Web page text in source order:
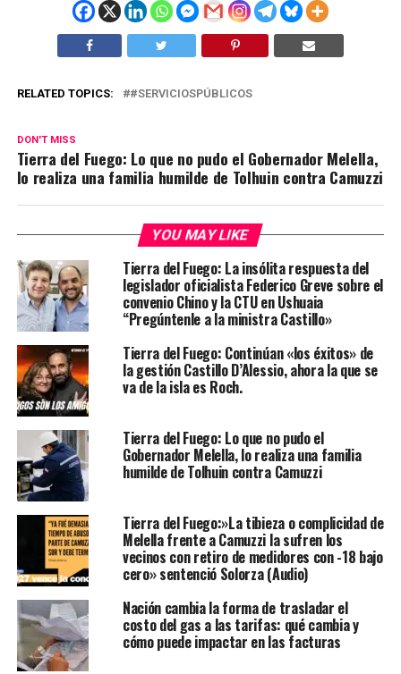
RELATED TOPICS: #SERVICIOSPÚBLICOS
DON'T MISS
Tierra del Fuego: Lo que no pudo el Gobernador Melella,
lo realiza una familia humilde de Tolhuin contra Camuzzi
YOU MAY LIKE
Tierra del Fuego: La insólita respuesta del
legislador oficialista Federico Greve sobre el
convenio Chino y la CTU en Ushuaia
“Pregúntenle a la ministra Castillo»
Tierra del Fuego: Continúan «los éxitos» de
la gestión Castillo D’Alessio, ahora la que se
va de la isla es Roch.
Tierra del Fuego: Lo que no pudo el
Gobernador Melella, lo realiza una familia
humilde de Tolhuin contra Camuzzi
Tierra del Fuego:»La tibieza o complicidad de
Melella frente a Camuzzi la sufren los
vecinos con retiro de medidores con -18 bajo
cero» sentenció Solorza (Audio)
Nación cambia la forma de trasladar el
costo del gas a las tarifas: qué cambia y
cómo puede impactar en las facturas